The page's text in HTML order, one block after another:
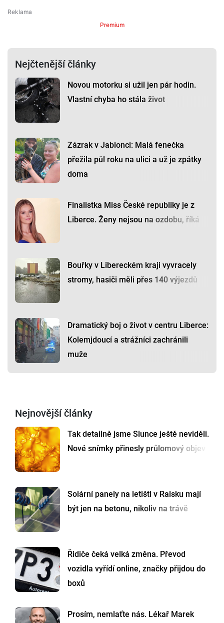
Premium
Nejčtenější články
Novou motorku si užil jen pár hodin.
Vlastní chyba ho stála život
Zázrak v Jablonci: Malá fenečka
přežila půl roku na ulici a už je zpátky
doma
Finalistka Miss České republiky je z
Liberce. Ženy nejsou na ozdobu, říká
Bouřky v Libereckém kraji vyvracely
stromy, hasiči měli přes 140 výjezdů
Dramatický boj o život v centru Liberce:
Kolemjdoucí a strážníci zachránili
muže
Nejnovější články
Tak detailně jsme Slunce ještě neviděli.
Nové snímky přinesly průlomový objev
Solární panely na letišti v Ralsku mají
být jen na betonu, nikoliv na trávě
Řidiče čeká velká změna. Převod
vozidla vyřídí online, značky přijdou do
boxů
Prosím, nemlaťte nás. Lékař Marek